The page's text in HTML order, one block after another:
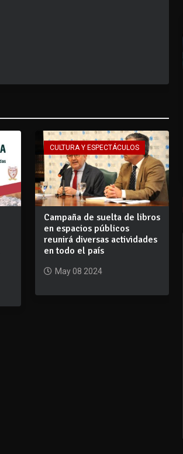
CULTURA Y ESPECTÁCULOS
Campaña de suelta de libros
en espacios públicos
reunirá diversas actividades
en todo el país
May 08 2024